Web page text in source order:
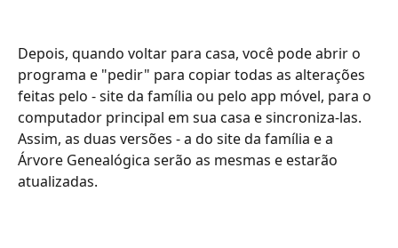
Depois, quando voltar para casa, você pode abrir o
programa e "pedir" para copiar todas as alterações
feitas pelo - site da família ou pelo app móvel, para o
computador principal em sua casa e sincroniza-las.
Assim, as duas versões - a do site da família e a
Árvore Genealógica serão as mesmas e estarão
atualizadas.